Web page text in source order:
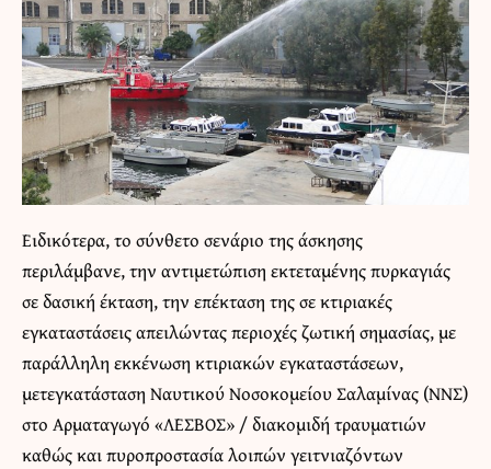
Ειδικότερα, το σύνθετο σενάριο της άσκησης
περιλάμβανε, την αντιμετώπιση εκτεταμένης πυρκαγιάς
σε δασική έκταση, την επέκταση της σε κτιριακές
εγκαταστάσεις απειλώντας περιοχές ζωτική σημασίας, με
παράλληλη εκκένωση κτιριακών εγκαταστάσεων,
μετεγκατάσταση Ναυτικού Νοσοκομείου Σαλαμίνας (ΝΝΣ)
στο Αρματαγωγό «ΛΕΣΒΟΣ» / διακομιδή τραυματιών
καθώς και πυροπροστασία λοιπών γειτνιαζόντων